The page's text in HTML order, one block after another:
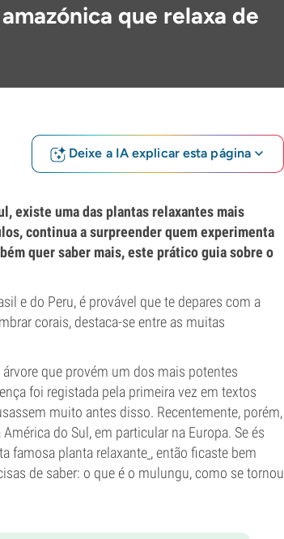
que relaxa de
Deixe a IA explicar esta página
existe uma das plantas relaxantes mais
continua a surpreender quem experimenta
quer saber mais, este prático guia sobre o
e do Peru, é provável que te depares com a
corais, destaca-se entre as muitas
que provém um dos mais potentes
foi registada pela primeira vez em textos
muito antes disso. Recentemente, porém,
do Sul, em particular na Europa. Se és
famosa planta relaxante , então ficaste bem
de saber: o que é o mulungu, como se tornou